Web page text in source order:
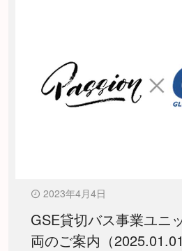
2023年4月4日
GSE貸切バス事業ユニ
両のご案内（